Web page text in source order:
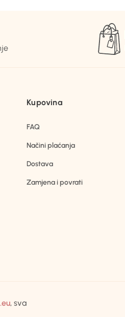
Kupovina
FAQ
Načini plaćanja
Dostava
Zamjena i povrati
, sva